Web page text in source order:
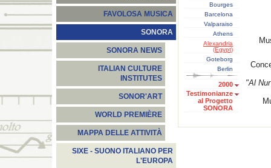
FAVOLOSA MUSICA
SONORA
SONORA NEWS
ITALIAN CULTURE
INSTITUTES
SONOR'ART
WORLD PREMIÈRE
MAPPA DELLE ATTIVITÀ
SIXE - SUONO ITALIANO PER
L'EUROPA
Bourges
Barcelona
Valparaiso
Athens
Alexandria
(Egypt)
Goteborg
Berlin
2000
Testimonianze
al Progetto
SONORA
"Al